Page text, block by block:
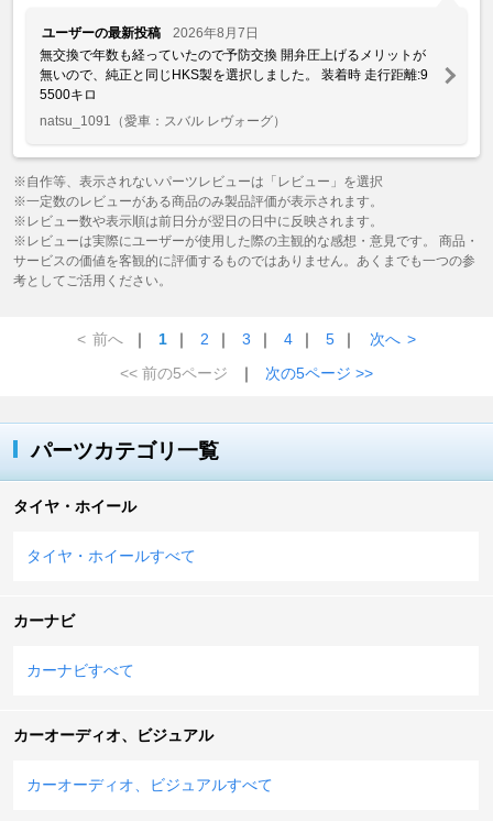
ユーザーの最新投稿
2026年8月7日
無交換で年数も経っていたので予防交換 開弁圧上げるメリットが
無いので、純正と同じHKS製を選択しました。 装着時 走行距離:9
5500キロ
natsu_1091
（愛車：スバル レヴォーグ）
※自作等、表示されないパーツレビューは「レビュー」を選択
※一定数のレビューがある商品のみ製品評価が表示されます。
※レビュー数や表示順は前日分が翌日の日中に反映されます。
※レビューは実際にユーザーが使用した際の主観的な感想・意見です。 商品・
サービスの価値を客観的に評価するものではありません。あくまでも一つの参
考としてご活用ください。
< 前へ ｜ 1 ｜ 2 ｜ 3 ｜ 4 ｜ 5 ｜ 次へ >
<< 前の5ページ
｜ 次の5ページ >>
パーツカテゴリ一覧
タイヤ・ホイール
タイヤ・ホイールすべて
カーナビ
カーナビすべて
カーオーディオ、ビジュアル
カーオーディオ、ビジュアルすべて